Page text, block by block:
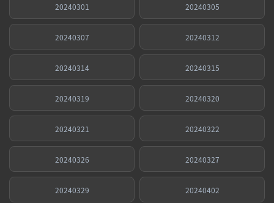
20240301 20240305
20240307 20240312
20240314 20240315
20240319 20240320
20240321 20240322
20240326 20240327
20240329 20240402